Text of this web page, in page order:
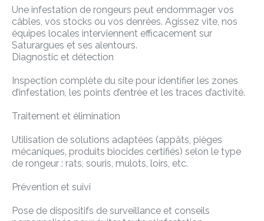
Une infestation de rongeurs peut endommager vos
câbles, vos stocks ou vos denrées. Agissez vite, nos
équipes locales interviennent efficacement sur
Saturargues et ses alentours.
Diagnostic et détection
Inspection complète du site pour identifier les zones
d’infestation, les points d’entrée et les traces d’activité.
Traitement et élimination
Utilisation de solutions adaptées (appâts, pièges
mécaniques, produits biocides certifiés) selon le type
de rongeur : rats, souris, mulots, loirs, etc.
Prévention et suivi
Pose de dispositifs de surveillance et conseils